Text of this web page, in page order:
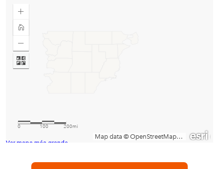
Ver mapa más grande